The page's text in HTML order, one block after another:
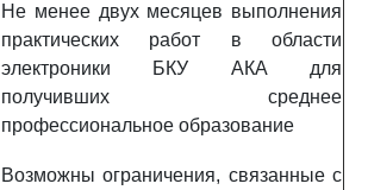
Не менее двух месяцев выполнения
практических работ в области
электроники БКУ АКА для
получивших среднее
профессиональное образование
Возможны ограничения, связанные с